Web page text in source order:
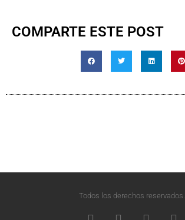
COMPARTE ESTE POST
Todos los derechos reservados.